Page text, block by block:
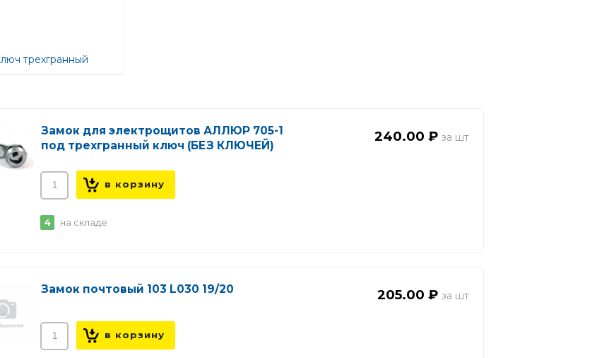
Ключ трехгранный
Замок для электрощитов АЛЛЮР 705-1
под трехгранный ключ (БЕЗ КЛЮЧЕЙ)
240.00 ₽
4 на складе
Замок почтовый 103 L030 19/20 205.00 ₽